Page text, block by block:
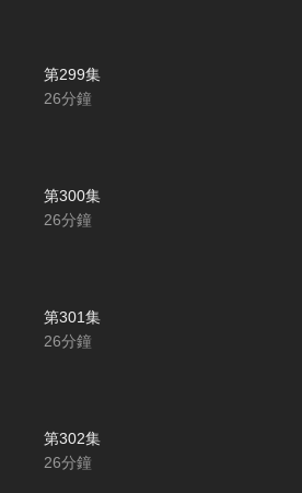
第299集
26分鐘
第300集
26分鐘
第301集
26分鐘
第302集
26分鐘